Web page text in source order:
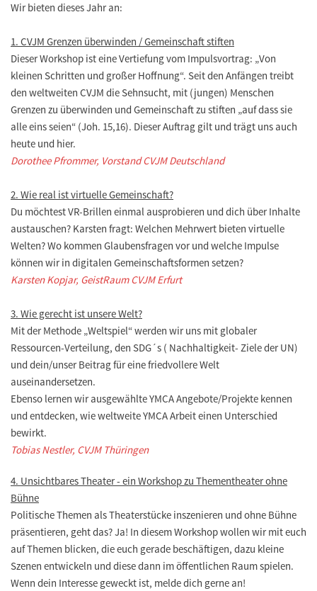
Wir bieten dieses Jahr an:
1. CVJM Grenzen überwinden / Gemeinschaft stiften
Dieser Workshop ist eine Vertiefung vom Impulsvortrag: „Von
kleinen Schritten und großer Hoffnung“. Seit den Anfängen treibt
den weltweiten CVJM die Sehnsucht, mit (jungen) Menschen
Grenzen zu überwinden und Gemeinschaft zu stiften „auf dass sie
alle eins seien“ (Joh. 15,16). Dieser Auftrag gilt und trägt uns auch
heute und hier.
Dorothee Pfrommer, Vorstand CVJM Deutschland
2. Wie real ist virtuelle Gemeinschaft?
Du möchtest VR-Brillen einmal ausprobieren und dich über Inhalte
austauschen? Karsten fragt: Welchen Mehrwert bieten virtuelle
Welten? Wo kommen Glaubensfragen vor und welche Impulse
können wir in digitalen Gemeinschaftsformen setzen?
Karsten Kopjar, GeistRaum CVJM Erfurt
3. Wie gerecht ist unsere Welt?
Mit der Methode „Weltspiel“ werden wir uns mit globaler
Ressourcen-Verteilung, den SDG´s ( Nachhaltigkeit- Ziele der UN)
und dein/unser Beitrag für eine friedvollere Welt
auseinandersetzen.
Ebenso lernen wir ausgewählte YMCA Angebote/Projekte kennen
und entdecken, wie weltweite YMCA Arbeit einen Unterschied
bewirkt.
Tobias Nestler, CVJM Thüringen
4. Unsichtbares Theater - ein Workshop zu Thementheater ohne
Bühne
Politische Themen als Theaterstücke inszenieren und ohne Bühne
präsentieren, geht das? Ja! In diesem Workshop wollen wir mit euch
auf Themen blicken, die euch gerade beschäftigen, dazu kleine
Szenen entwickeln und diese dann im öffentlichen Raum spielen.
Wenn dein Interesse geweckt ist, melde dich gerne an!